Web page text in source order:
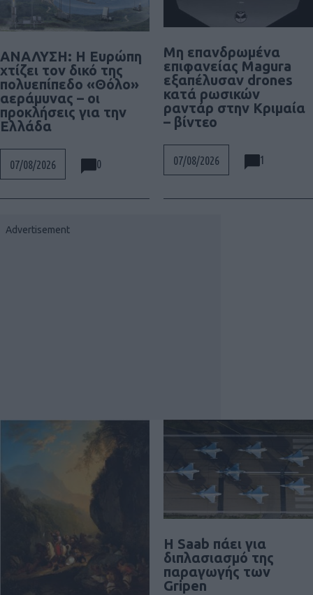
ΑΝΑΛΥΣΗ: Η Ευρώπη
χτίζει τον δικό της
πολυεπίπεδο «Θόλο»
αεράμυνας – οι
προκλήσεις για την
Ελλάδα
07/08/2026 0
Μη επανδρωμένα
επιφανείας Magura
εξαπέλυσαν drones
κατά ρωσικών
ραντάρ στην Κριμαία
– βίντεο
07/08/2026 1
H Saab πάει για
διπλασιασμό της
παραγωγής των
Gripen